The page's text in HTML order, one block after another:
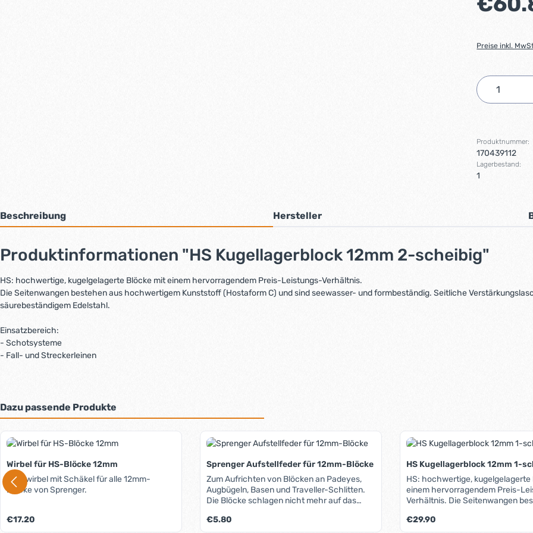
Preise inkl.
Produkt
Produktnummer:
170439112
Lagerbestand:
1
Beschreibung Hersteller
Produktinformationen "HS Kugellagerblock 12mm 2-scheibig"
HS: hochwertige, kugelgelagerte Blöcke mit einem hervorragendem Preis-Leistungs-Verhältnis.
Die Seitenwangen bestehen aus hochwertigem Kunststoff (Hostaform C) und sind seewasser- und formbeständig. Seitliche
säurebeständigem Edelstahl.
Einsatzbereich:
- Schotsysteme
- Fall- und Streckerleinen
Dazu passende Produkte
Produktgalerie überspringen
Wirbel für HS-Blöcke 12mm
Drehwirbel mit Schäkel für alle 12mm-
Blöcke von Sprenger.
Regulärer Preis:
€17.20
Sprenger Aufstellfeder für 12mm-Blöcke
Zum Aufrichten von Blöcken an Padeyes,
Augbügeln, Basen und Traveller-Schlitten.
Die Blöcke schlagen nicht mehr auf das
Regulärer Preis:
€5.80
HS Kugellagerblock 12mm 1-
HS: hochwertige, kugelgelagerte
einem hervorragendem Preis-Leistungs-
Verhältnis. Die Seitenwangen bestehen aus
sind seewasser- und formbeständig.
Regulärer Preis:
€29.90